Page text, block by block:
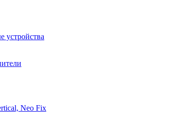
устройства
Neo Fix